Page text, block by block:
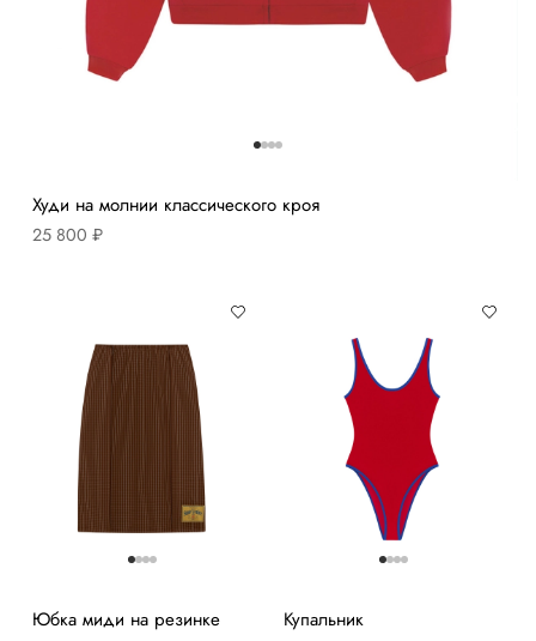
Худи на молнии классического кроя
25 800 ₽
Юбка миди на резинке Купальник